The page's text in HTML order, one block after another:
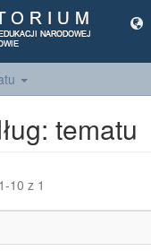
tematu
10 z 1